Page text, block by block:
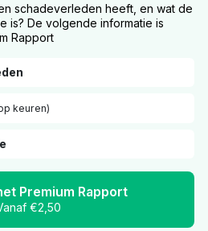
schadeverleden heeft, en wat de
is? De volgende informatie is
Rapport
keuren)
Premium Rapport
€2,50